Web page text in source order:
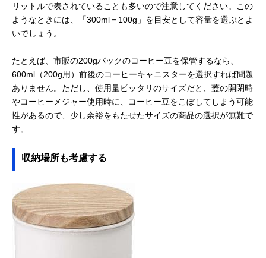
リットルで表されていることも多いので注意してください。この
ようなときには、「300ml＝100g」を目安として容量を選ぶとよ
いでしょう。
たとえば、市販の200gパックのコーヒー豆を保管するなら、
600ml（200g用）前後のコーヒーキャニスターを選択すれば問題
ありません。ただし、使用量ピッタリのサイズだと、蓋の開閉時
やコーヒーメジャー使用時に、コーヒー豆をこぼしてしまう可能
性があるので、少し余裕をもたせたサイズの商品の選択が無難で
す。
収納場所も考慮する